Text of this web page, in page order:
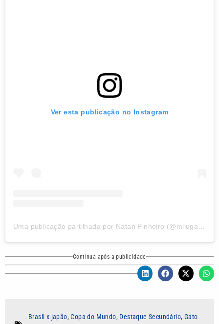
Ver esta publicação no Instagram
Continua após a publicidade
Brasil x japão,Copa do Mundo, Destaque Secundário, Gato